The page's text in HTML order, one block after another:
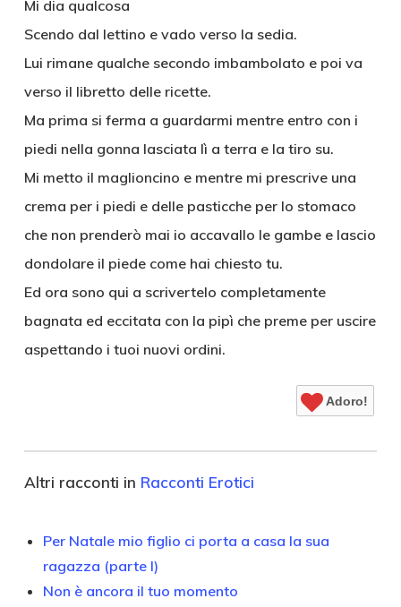
Mi dia qualcosa
Scendo dal lettino e vado verso la sedia.
Lui rimane qualche secondo imbambolato e poi va
verso il libretto delle ricette.
Ma prima si ferma a guardarmi mentre entro con i
piedi nella gonna lasciata lì a terra e la tiro su.
Mi metto il maglioncino e mentre mi prescrive una
crema per i piedi e delle pasticche per lo stomaco
che non prenderò mai io accavallo le gambe e lascio
dondolare il piede come hai chiesto tu.
Ed ora sono qui a scrivertelo completamente
bagnata ed eccitata con la pipì che preme per uscire
aspettando i tuoi nuovi ordini.
Adoro!
Altri racconti in Racconti Erotici
Per Natale mio figlio ci porta a casa la sua
ragazza (parte I)
Non è ancora il tuo momento